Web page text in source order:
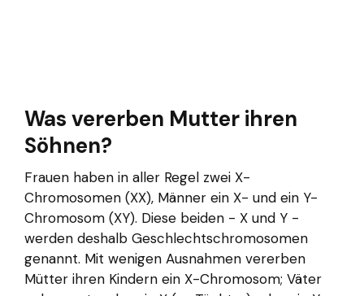
Was vererben Mutter ihren
Söhnen?
Frauen haben in aller Regel zwei X-
Chromosomen (XX), Männer ein X- und ein Y-
Chromosom (XY). Diese beiden - X und Y -
werden deshalb Geschlechtschromosomen
genannt. Mit wenigen Ausnahmen vererben
Mütter ihren Kindern ein X-Chromosom; Väter